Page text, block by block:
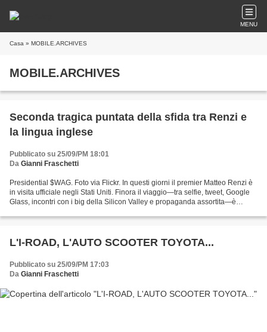
MENU
Casa » MOBILE.ARCHIVES
MOBILE.ARCHIVES
Seconda tragica puntata della sfida tra Renzi e
la lingua inglese
Pubblicato su 25/09/PM 18:01
Da Gianni Fraschetti
Presidential $WAG. Foto via Flickr. In questi giorni il premier Matteo Renzi è
in visita ufficiale negli Stati Uniti. Finora il viaggio—tra selfie, tweet, Google
Glass, incontri con i big della Silicon Valley e propaganda assortita—è
L'I-ROAD, L'AUTO SCOOTER TOYOTA...
Pubblicato su 25/09/PM 17:03
Da Gianni Fraschetti